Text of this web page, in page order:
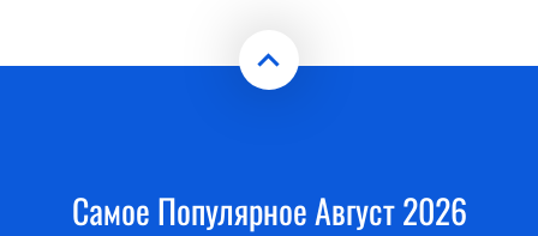
Самое Популярное Август 2026